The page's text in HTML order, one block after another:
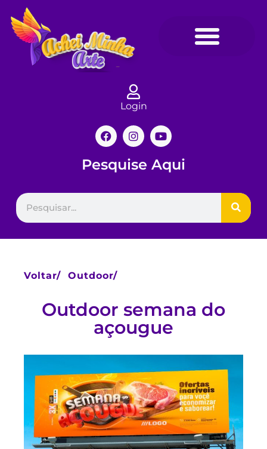
Login
Pesquise Aqui
Voltar/ Outdoor/
Outdoor semana do
açougue